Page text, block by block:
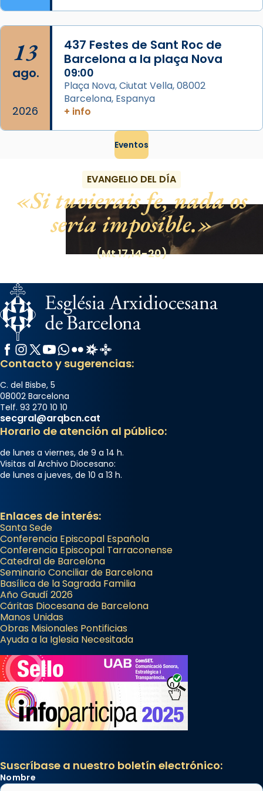
13
ago.
2026
437 Festes de Sant Roc de
Barcelona a la plaça Nova
09:00
Plaça Nova, Ciutat Vella, 08002
Barcelona, Espanya
+ info
Eventos
EVANGELIO DEL DÍA
Si tuvierais fe, nada os
sería imposible.
(Mt 17,14-20)
Facebook
Instagram
X / Twitter
YouTube
WhatsApp
FlickrRadio Estel
Catalunya Cristiana
Contacto y sugerencias:
C. del Bisbe, 5
08002 Barcelona
Telf. 93 270 10 10
secgral@arqbcn.cat
Horario de atención al público:
de lunes a viernes, de 9 a 14 h.
Visitas al Archivo Diocesano:
de lunes a jueves, de 10 a 13 h.
Enlaces de interés:
Santa Sede
Conferencia Episcopal Española
Conferencia Episcopal Tarraconense
Catedral de Barcelona
Seminario Conciliar de Barcelona
Basílica de la Sagrada Familia
Año Gaudí 2026
Cáritas Diocesana de Barcelona
Manos Unidas
Obras Misionales Pontificias
Ayuda a la Iglesia Necesitada
Suscríbase a nuestro boletín electrónico:
Nombre